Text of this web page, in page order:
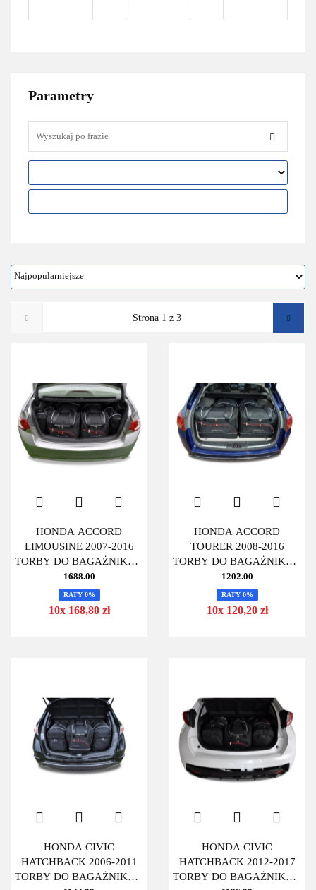
Parametry
HONDA ACCORD
LIMOUSINE 2007-2016
TORBY DO BAGAŻNIKA 6
SZT
1688.00
RATY 0%
10x 168,80 zł
HONDA ACCORD
TOURER 2008-2016
TORBY DO BAGAŻNIKA 4
SZT
1202.00
RATY 0%
10x 120,20 zł
HONDA CIVIC
HATCHBACK 2006-2011
TORBY DO BAGAŻNIKA 4
HONDA CIVIC
HATCHBACK 2012-2017
TORBY DO BAGAŻNIKA 4